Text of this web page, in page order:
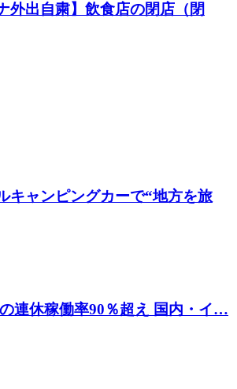
外出自粛】飲食店の閉店（閉
キャンピングカーで“地方を旅
連休稼働率90％超え 国内・イ…